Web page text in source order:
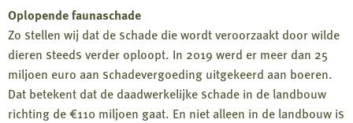
Oplopende faunaschade
Zo stellen wij dat de schade die wordt veroorzaakt door wilde
dieren steeds verder oploopt. In 2019 werd er meer dan 25
miljoen euro aan schadevergoeding uitgekeerd aan boeren.
Dat betekent dat de daadwerkelijke schade in de landbouw
richting de €110 miljoen gaat. En niet alleen in de landbouw is